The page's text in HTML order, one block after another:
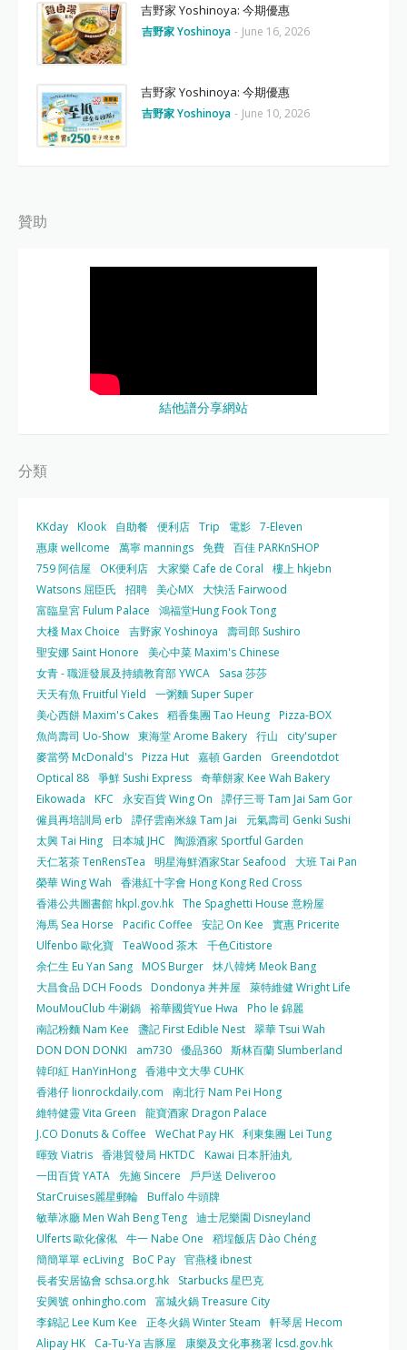
吉野家 Yoshinoya: 今期優惠
吉野家 Yoshinoya - June 16, 2026
吉野家 Yoshinoya: 今期優惠
吉野家 Yoshinoya - June 10, 2026
贊助
結他譜分享網站
分類
KKday Klook 自助餐 便利店 Trip 電影 7-Eleven
惠康 wellcome
萬寧 mannings 免費 百佳 PARKnSHOP
759 阿信屋
OK便利店 大家樂 Cafe de Coral
樓上 hkjebn
Watsons 屈臣氏
招聘 美心MX 大快活 Fairwood
富臨皇宮 Fulum Palace
鴻福堂Hung Fook Tong
大棧 Max Choice
吉野家 Yoshinoya
壽司郎 Sushiro
聖安娜 Saint Honore
美心中菜 Maxim's Chinese
女青 - 職涯發展及持續教育部 YWCA
Sasa 莎莎
天天有魚 Fruitful Yield
一粥麵 Super Super
美心西餅 Maxim's Cakes 稻香集團 Tao Heung Pizza-BOX
魚尚壽司 Uo-Show 東海堂 Arome Bakery 行山
city'super
麥當勞 McDonald's Pizza Hut 嘉頓 Garden
Greendotdot
Optical 88 爭鮮 Sushi Express 奇華餅家 Kee Wah Bakery
Eikowada
KFC 永安百貨 Wing On
譚仔三哥 Tam Jai Sam Gor
僱員再培訓局 erb
譚仔雲南米線 Tam Jai
元氣壽司 Genki Sushi
太興 Tai Hing
日本城 JHC
陶源酒家 Sportful Garden
天仁茗茶 TenRensTea
明星海鮮酒家Star Seafood
大班 Tai Pan
榮華 Wing Wah
香港紅十字會 Hong Kong Red Cross
香港公共圖書館 hkpl.gov.hk The Spaghetti House 意粉屋
海馬 Sea Horse
Pacific Coffee 安記 On Kee
實惠 Pricerite
Ulfenbo 歐化寶 TeaWood 茶木 千色Citistore
余仁生 Eu Yan Sang MOS Burger 炑八韓烤 Meok Bang
大昌食品 DCH Foods Dondonya 丼丼屋
萊特維健 Wright Life
MouMouClub 牛涮鍋 裕華國貨Yue Hwa
Pho le 錦麗
南記粉麵 Nam Kee
盞記 First Edible Nest 翠華 Tsui Wah
DON DON DONKI
am730 優品360 斯林百蘭 Slumberland
韓印紅 HanYinHong 香港中文大學 CUHK
香港仔 lionrockdaily.com
南北行 Nam Pei Hong
維特健靈 Vita Green
龍寶酒家 Dragon Palace
J.CO Donuts & Coffee
WeChat Pay HK 利東集團 Lei Tung
暉致 Viatris 香港貿發局 HKTDC
Kawai 日本肝油丸
一田百貨 YATA 先施 Sincere
戶戶送 Deliveroo
StarCruises麗星郵輪 Buffalo 牛頭牌
敏華冰廳 Men Wah Beng Teng 迪士尼樂園 Disneyland
Ulferts 歐化傢俬 牛一 Nabe One
稻埕飯店 Dào Chéng
簡簡單單 ecLiving BoC Pay 官燕棧 ibnest
長者安居協會 schsa.org.hk
Starbucks 星巴克
安興號 onhingho.com
富城火鍋 Treasure City
李錦記 Lee Kum Kee
正冬火鍋 Winter Steam
軒琴居 Hecom
Alipay HK
Ca-Tu-Ya 吉豚屋 康樂及文化事務署 lcsd.gov.hk